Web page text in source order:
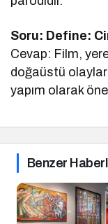
Soru: Define:
Cevap: Film,
doğaüstü olaylar
yapım olarak öne
Benzer